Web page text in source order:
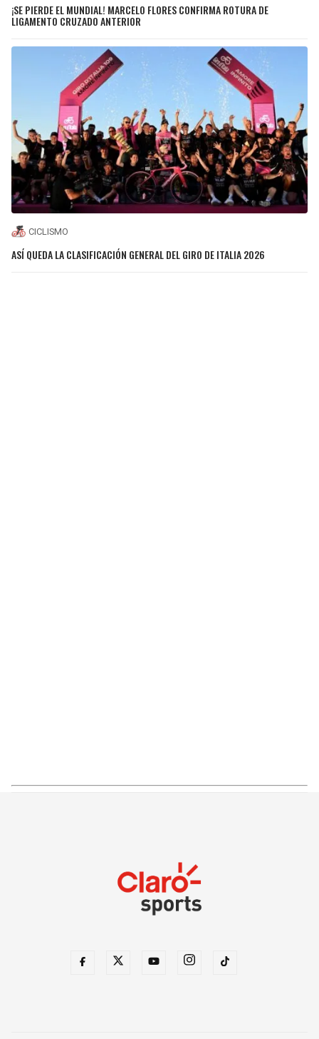
¡SE PIERDE EL MUNDIAL! MARCELO FLORES CONFIRMA ROTURA DE
LIGAMENTO CRUZADO ANTERIOR
CICLISMO
ASÍ QUEDA LA CLASIFICACIÓN GENERAL DEL GIRO DE ITALIA 2026